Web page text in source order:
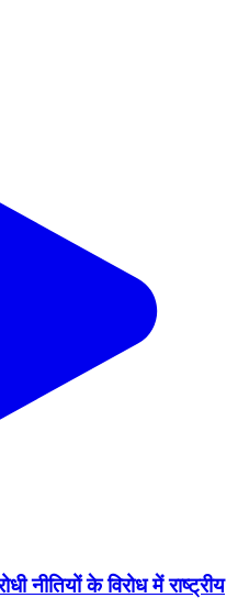
नीतियों के विरोध में राष्ट्रीय